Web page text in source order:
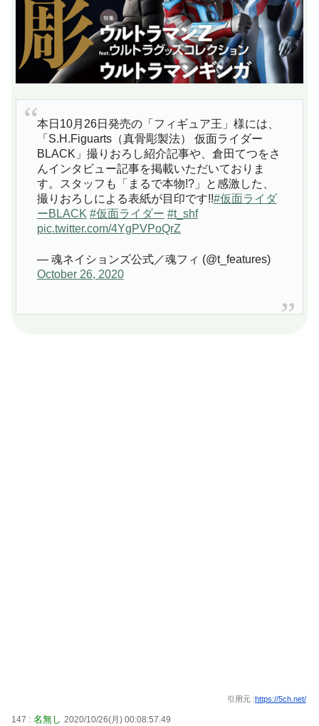
本日10月26日発売の「フィギュア王」様には、
「S.H.Figuarts（真骨彫製法） 仮面ライダー
BLACK」撮りおろし紹介記事や、倉田てつをさ
んインタビュー記事を掲載いただいておりま
す。スタッフも「まるで本物!?」と感激した、
撮りおろしによる表紙が目印です!!#仮面ライダ
ーBLACK #仮面ライダー #t_shf
pic.twitter.com/4YgPVPoQrZ
— 魂ネイションズ公式／魂フィ (@t_features)
October 26, 2020
引用元 :https://5ch.net/
147 : 名無し 2020/10/26(月) 00:08:57.49